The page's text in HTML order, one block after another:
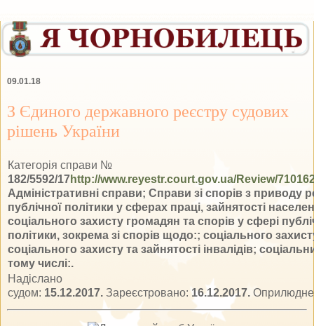
09.01.18
З Єдиного державного реєстру судових
рішень України
Категорія справи №
182/5592/17http://www.reyestr.court.gov.ua/Review/
Адміністративні справи; Справи зі спорів з приводу
публічної політики у сферах праці, зайнятості
соціального захисту громадян та спорів у сфері
політики, зокрема зі спорів щодо:; соціального
соціального захисту та зайнятості інвалідів;
тому числі:.
Надіслано
судом: 15.12.2017. Зареєстровано: 16.12.2017.